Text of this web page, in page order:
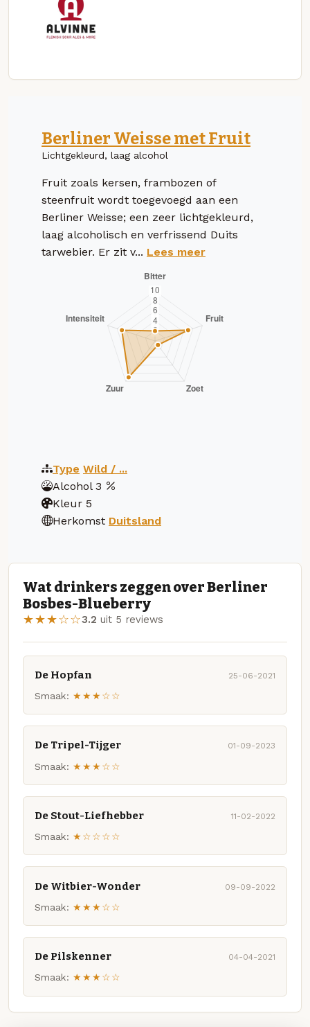
Berliner Weisse met Fruit
Lichtgekleurd, laag alcohol
Fruit zoals kersen, frambozen of
steenfruit wordt toegevoegd aan een
Berliner Weisse; een zeer lichtgekleurd,
laag alcoholisch en verfrissend Duits
tarwebier. Er zit v... Lees meer
Type Wild / ...
Alcohol 3
Kleur 5
Herkomst Duitsland
Wat drinkers zeggen over Berliner
Bosbes-Blueberry
★★★☆☆3.2 uit 5 reviews
De Hopfan 25-06-2021
Smaak: ★★★☆☆
De Tripel-Tijger 01-09-2023
Smaak: ★★★☆☆
De Stout-Liefhebber 11-02-2022
Smaak: ★☆☆☆☆
De Witbier-Wonder 09-09-2022
Smaak: ★★★☆☆
De Pilskenner 04-04-2021
Smaak: ★★★☆☆